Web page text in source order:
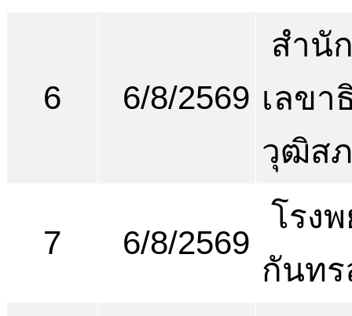
6 6/8/2569
สำนั
เลขา
วุฒิส
7 6/8/2569
โรง
กันท